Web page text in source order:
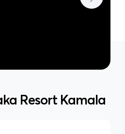
Resort Kamala